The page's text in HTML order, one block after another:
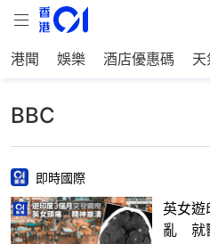
港聞 娛樂 酒店優惠碼 天
BBC
即時國際
英女遊
亂 就